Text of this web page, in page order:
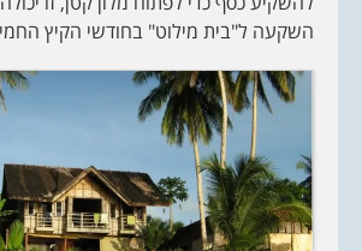
השקעה ל"בית מילוט" בחודשי הקיץ